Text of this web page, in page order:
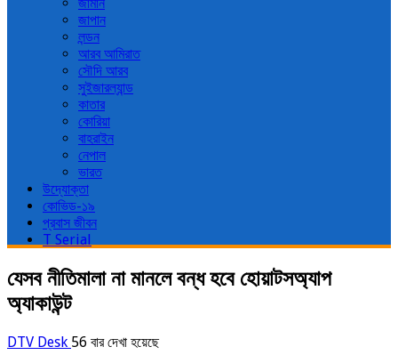
জাপান
লন্ডন
আরব আমিরাত
সৌদি আরব
সুইজারল্যান্ড
কাতার
কোরিয়া
বাহরাইন
নেপাল
ভারত
উদ্যোক্তা
কোভিড-১৯
প্রবাস জীবন
T Serial
যেসব নীতিমালা না মানলে বন্ধ হবে হোয়াটসঅ্যাপ
অ্যাকাউন্ট
DTV Desk 56 বার দেখা হয়েছে